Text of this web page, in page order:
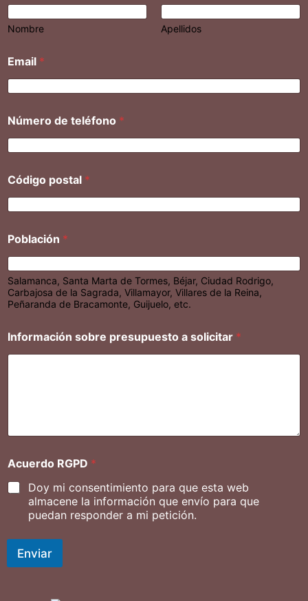
Nombre Apellidos
Email *
Número de teléfono *
Código postal *
Población *
Salamanca, Santa Marta de Tormes, Béjar, Ciudad Rodrigo,
Carbajosa de la Sagrada, Villamayor, Villares de la Reina,
Peñaranda de Bracamonte, Guijuelo, etc.
Información sobre presupuesto a solicitar *
Acuerdo RGPD *
Doy mi consentimiento para que esta web
almacene la información que envío para que
puedan responder a mi petición.
Enviar